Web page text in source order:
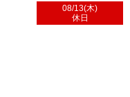
08/13(木)
休日